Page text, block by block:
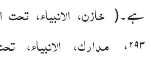
ہے۔( خازن، الانبیاء، تحت
۲۹۳، مدارک، الانبیاء،